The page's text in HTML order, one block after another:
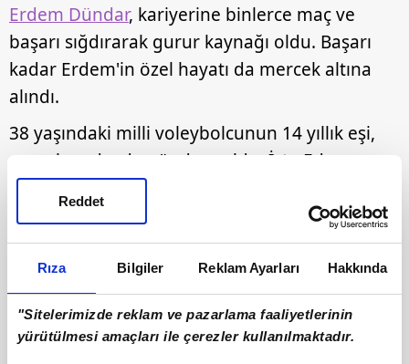
Rıza Bilgiler Reklam Ayarları Hakkında
"Sitelerimizde reklam ve pazarlama faaliyetlerinin
yürütülmesi amaçları ile çerezler kullanılmaktadır.
Reddet
Erdem Dündar, kariyerine binlerce maç ve
başarı sığdırarak gurur kaynağı oldu. Başarı
kadar Erdem'in özel hayatı da mercek altına
alındı.
38 yaşındaki milli voleybolcunun 14 yıllık eşi,
sosyal medyada gündem oldu. İşte Eda
Erdem'in sevgi dolu evliliği ve eşi hakkında